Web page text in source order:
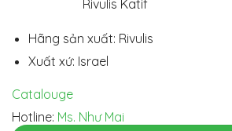
Rivulis Katif
Hãng sản xuất: Rivulis
Xuất xứ: Israel
Catalouge
Hotline: Ms. Như Mai